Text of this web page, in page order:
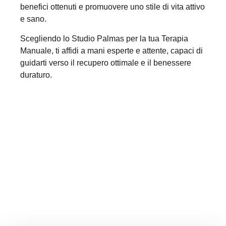
benefici ottenuti e promuovere uno stile di vita attivo
e sano.
Scegliendo lo Studio Palmas per la tua Terapia
Manuale, ti affidi a mani esperte e attente, capaci di
guidarti verso il recupero ottimale e il benessere
duraturo.